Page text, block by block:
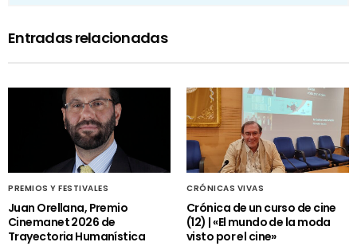
Entradas relacionadas
PREMIOS Y FESTIVALES
Juan Orellana, Premio
Cinemanet 2026 de
Trayectoria Humanística
CRÓNICAS VIVAS
Crónica de un curso de cine
(12) | «El mundo de la moda
visto por el cine»